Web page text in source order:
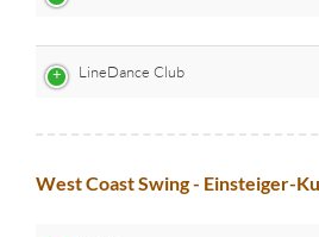
LineDance Club
West Coast Swing - Einsteiger-